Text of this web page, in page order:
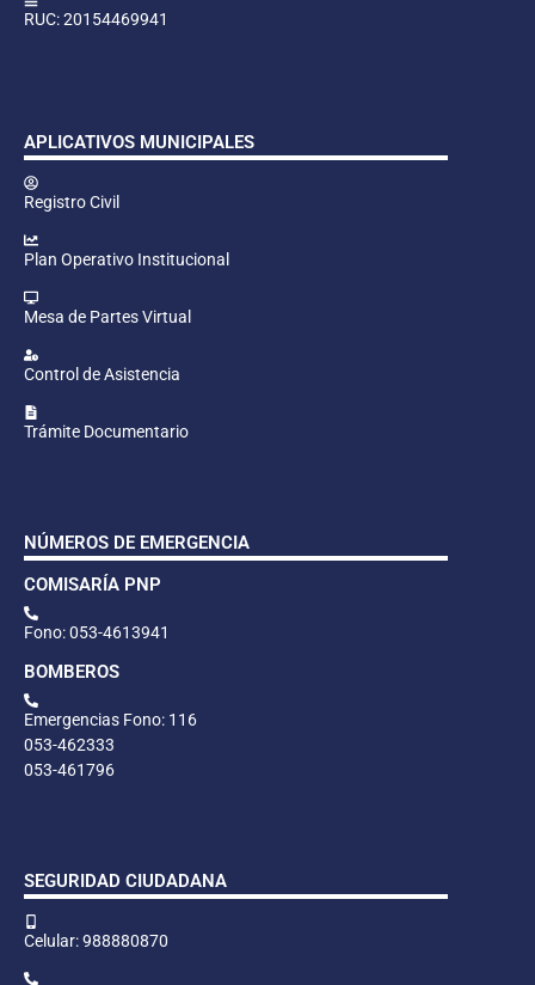
RUC: 20154469941
APLICATIVOS MUNICIPALES
Registro Civil
Plan Operativo Institucional
Mesa de Partes Virtual
Control de Asistencia
Trámite Documentario
NÚMEROS DE EMERGENCIA
COMISARÍA PNP
Fono: 053-4613941
BOMBEROS
Emergencias Fono: 116
053-462333
053-461796
SEGURIDAD CIUDADANA
Celular: 988880870